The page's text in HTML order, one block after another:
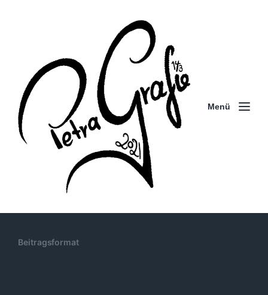
Menü
Beitragsformat